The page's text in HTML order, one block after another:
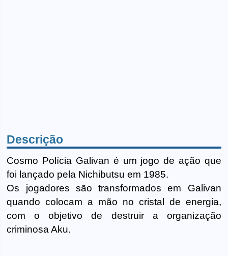
Descrição
Cosmo Polícia Galivan é um jogo de ação que
foi lançado pela Nichibutsu em 1985.
Os jogadores são transformados em Galivan
quando colocam a mão no cristal de energia,
com o objetivo de destruir a organização
criminosa Aku.